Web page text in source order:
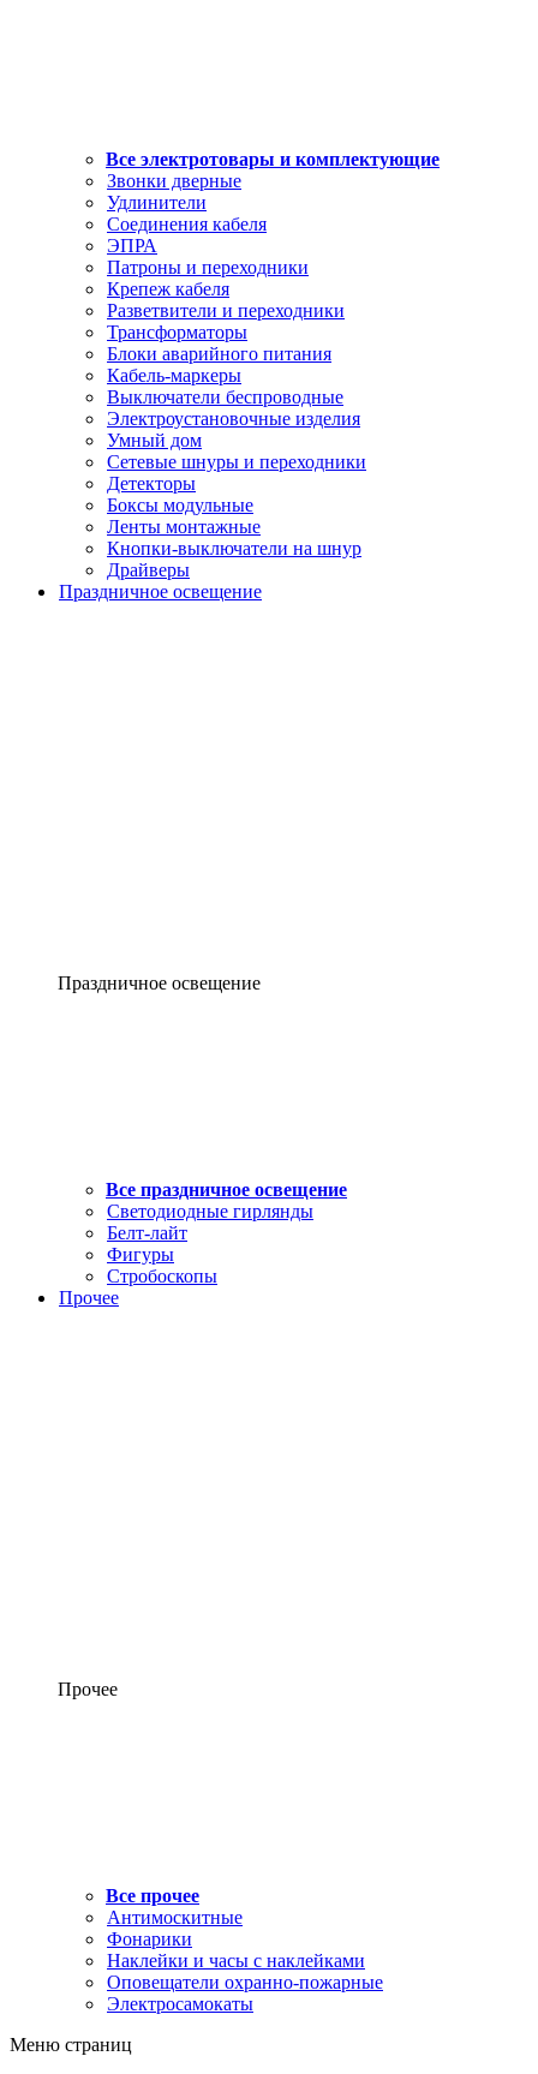
Все электротовары и комплектующие
Звонки дверные
Удлинители
Соединения кабеля
ЭПРА
Патроны и переходники
Крепеж кабеля
Разветвители и переходники
Трансформаторы
Блоки аварийного питания
Кабель-маркеры
Выключатели беспроводные
Электроустановочные изделия
Умный дом
Сетевые шнуры и переходники
Детекторы
Боксы модульные
Ленты монтажные
Кнопки-выключатели на шнур
Драйверы
Праздничное освещение
Праздничное освещение
Все праздничное освещение
Светодиодные гирлянды
Белт-лайт
Фигуры
Стробоскопы
Прочее
Прочее
Все прочее
Антимоскитные
Фонарики
Наклейки и часы с наклейками
Оповещатели охранно-пожарные
Электросамокаты
Меню страниц